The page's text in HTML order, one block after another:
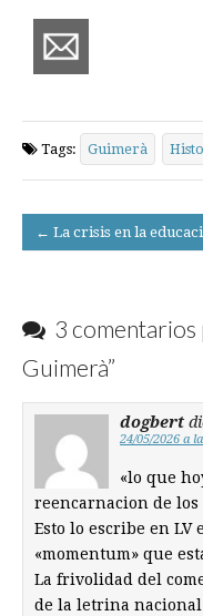
Tags: Guimerà
Post
← La crisis en la
3 comentarios
Guimerà”
dogbert
24/05/2026 a
«lo que
reencarnacion de los
Esto lo escribe en
«momentum» que
La frivolidad del
de la letrina